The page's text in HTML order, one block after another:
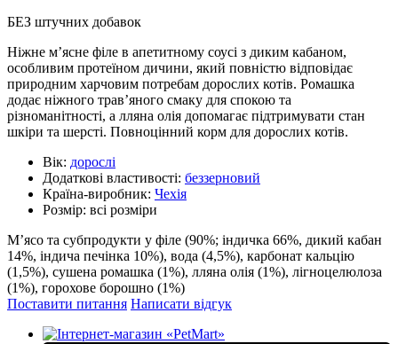
БЕЗ штучних добавок
Ніжне м’ясне філе в апетитному соусі з диким кабаном,
особливим протеїном дичини, який повністю відповідає
природним харчовим потребам дорослих котів. Ромашка
додає ніжного трав’яного смаку для спокою та
різноманітності, а лляна олія допомагає підтримувати стан
шкіри та шерсті. Повноцінний корм для дорослих котів.
Вік: дорослі
Додаткові властивості: беззерновий
Країна-виробник: Чехія
Розмір: всі розміри
М’ясо та субпродукти у філе (90%; індичка 66%, дикий кабан
14%, індича печінка 10%), вода (4,5%), карбонат кальцію
(1,5%), сушена ромашка (1%), лляна олія (1%), лігноцелюлоза
(1%), горохове борошно (1%)
Поставити питання Написати відгук